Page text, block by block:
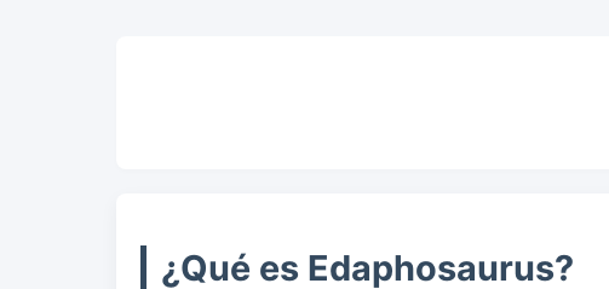
¿Qué es Edaphosaurus?